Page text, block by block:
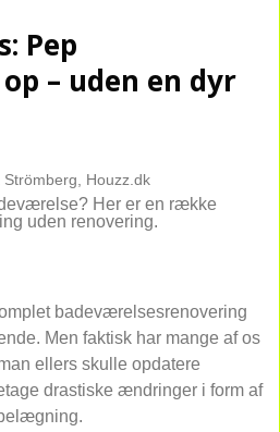
Pep
– uden en dyr
Houzz.dk
Her er en række
uden renovering.
badeværelsesrenovering
Men faktisk har mange af os
ellers skulle opdatere
drastiske ændringer i form af